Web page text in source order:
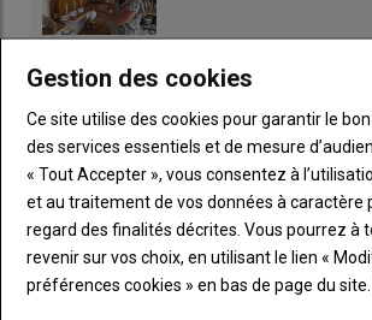
« Les agriculteurs ne doivent
01 août 2026
Incendies en Gironde : les
dans la lutte
31 juillet 2026
La tapissière habille les
Gestion des cookies
Ce site utilise des cookies pour garantir le
des services essentiels et de mesure
« Tout Accepter », vous consentez à
et au traitement de vos données à caractère
regard des finalités décrites. Vous pourrez à
revenir sur vos choix, en utilisant le lien «
préférences cookies » en bas de page du site.